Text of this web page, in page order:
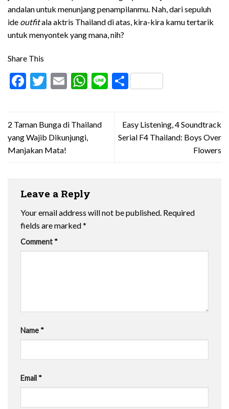
andalan untuk menunjang penampilanmu. Nah, dari sepuluh
ide outfitala aktris Thailand di atas, kira-kira kamu tertarik
untuk menyontek yang mana, nih?
Share This
Facebook
Twitter
EmailWhatsApp
LineShare
2 Taman Bunga di Thailand
yang Wajib Dikunjungi,
Manjakan Mata!
Easy Listening, 4 Soundtrack
Serial F4 Thailand: Boys Over
Flowers
Leave a Reply
Your email address will not be published. Required
fields are marked*
Comment *
Name *
Email *